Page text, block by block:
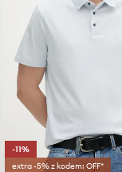
-11%
extra -5% z kodem: OFF*